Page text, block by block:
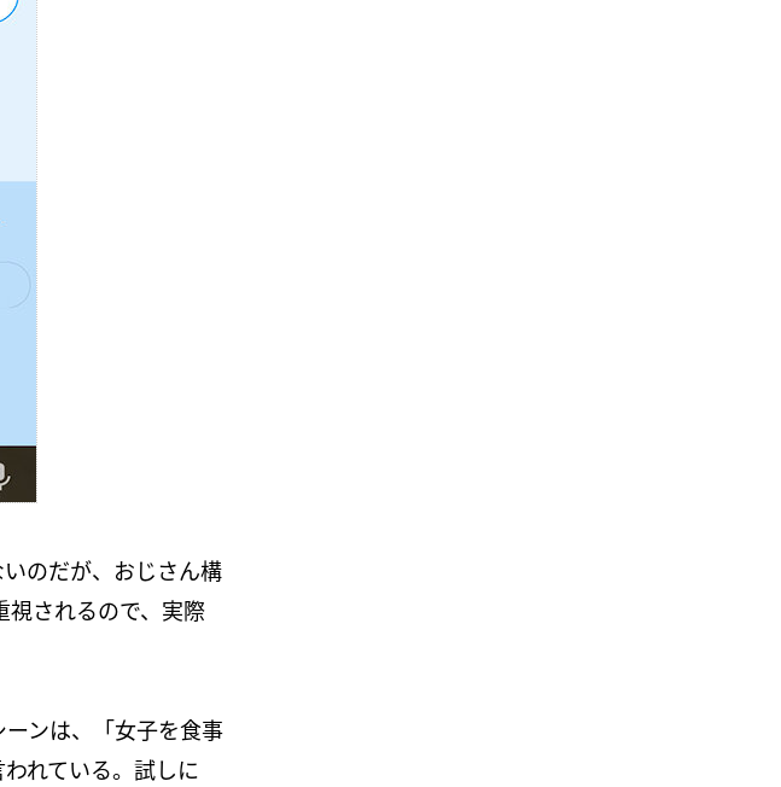
のだが、おじさん構
視されるので、実際
ンは、「女子を食事
れている。試しに